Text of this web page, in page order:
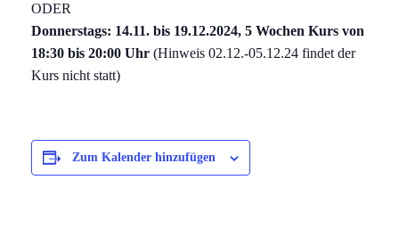
ODER
Donnerstags: 14.11. bis 19.12.2024, 5 Wochen Kurs von
18:30 bis 20:00 Uhr (Hinweis 02.12.-05.12.24 findet der
Kurs nicht statt)
Zum Kalender hinzufügen